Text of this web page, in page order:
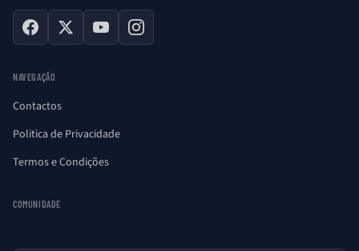
Facebook
X YouTubeInstagram
NAVEGAÇÃO
Contactos
Politica de Privacidade
Termos e Condições
COMUNIDADE